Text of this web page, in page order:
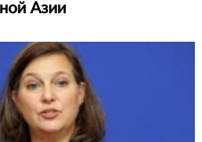
Азии